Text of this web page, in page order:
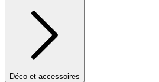
Déco et accessoires